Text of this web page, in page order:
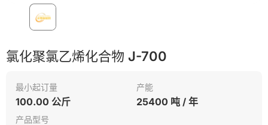
氯化聚氯乙烯化合物 J-700
最小起订量
100.00 公斤
产能
25400 吨 / 年
产品型号